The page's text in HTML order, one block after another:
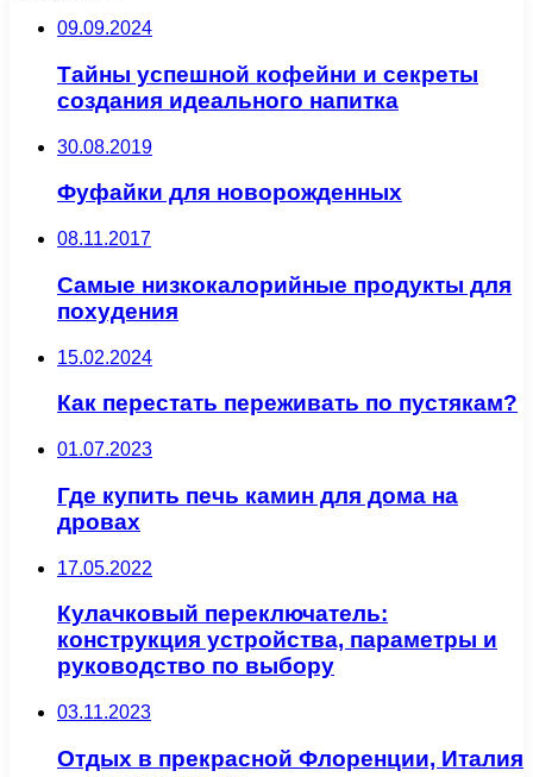
09.09.2024
Тайны успешной кофейни и секреты
создания идеального напитка
30.08.2019
Фуфайки для новорожденных
08.11.2017
Самые низкокалорийные продукты для
похудения
15.02.2024
Как перестать переживать по пустякам?
01.07.2023
Где купить печь камин для дома на
дровах
17.05.2022
Кулачковый переключатель:
конструкция устройства, параметры и
руководство по выбору
03.11.2023
Отдых в прекрасной Флоренции, Италия